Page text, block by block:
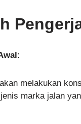
:
melakukan
marka jalan